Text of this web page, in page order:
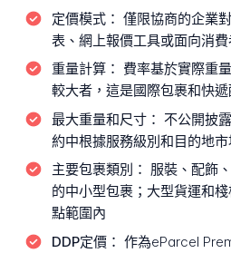
定價模式： 僅限協商的企業
表、網上報價工具或面向消
重量計算： 費率基於實際重
較大者，這是國際包裹和快
最大重量和尺寸： 不公開披
約中根據服務級別和目的地
主要包裹類別： 服裝、配飾
的中小型包裹；大型貨運和
點範圍內
DDP定價： 作為eParcel